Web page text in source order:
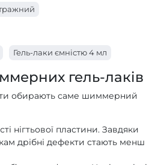
DRESS
by an Angel
Гель-лаки PNB Sunset
DANCE
Гель-лаки ємністю 4 мл
гель-лаків
обирають саме шиммерний
нігтьової пластини. Завдяки
дрібні дефекти стають менш